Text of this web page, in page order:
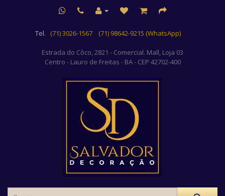
Tel. (71) 3026-1567 (71) 98642-9215 (WhatsApp)
Estrada do Côco, 2821 - Comercial. Mall, Loja 03
Centro - Lauro de Freitas - BA - CEP 42702-400